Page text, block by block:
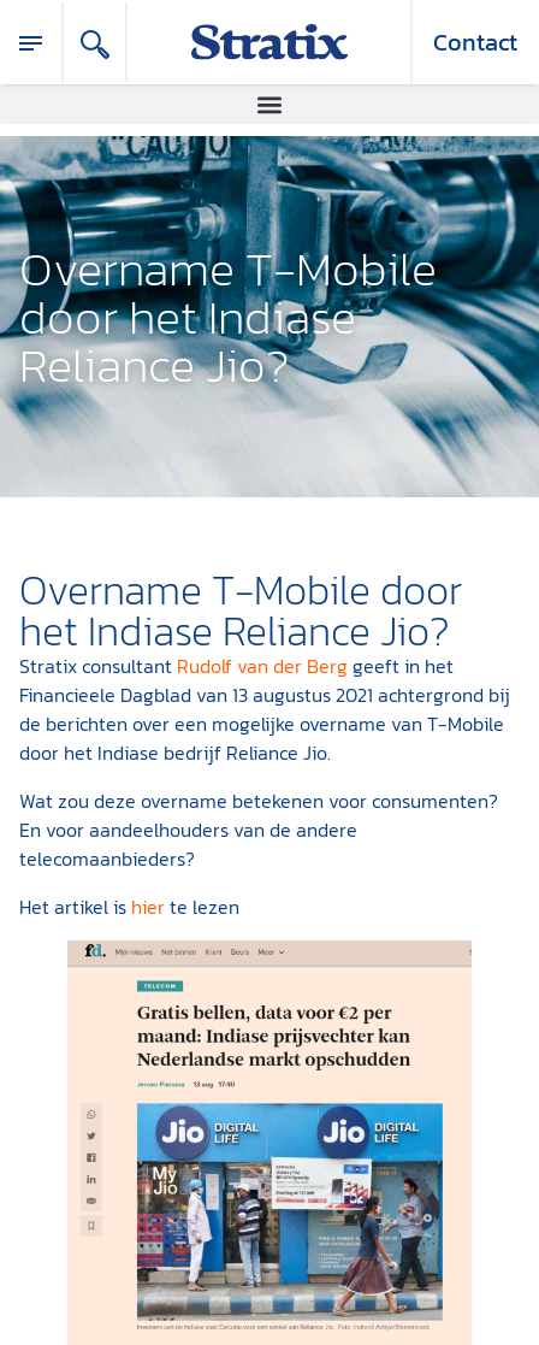
Contact
Overname T-Mobile
door het Indiase
Reliance Jio?
Overname T-Mobile door
het Indiase Reliance Jio?
Stratix consultant Rudolf van der Berggeeft in het
Financieele Dagblad van 13 augustus 2021 achtergrond bij
de berichten over een mogelijke overname van T-Mobile
door het Indiase bedrijf Reliance Jio.
Wat zou deze overname betekenen voor consumenten?
En voor aandeelhouders van de andere
telecomaanbieders?
Het artikel is hierte lezen